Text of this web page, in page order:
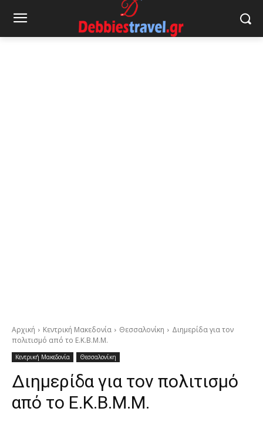
Αρχική Κεντρική Μακεδονία Θεσσαλονίκη
Διημερίδα για τον
πολιτισμό από το Ε.Κ.Β.Μ.Μ.
Κεντρική Μακεδονία Θεσσαλονίκη
Διημερίδα για τον πολιτισμό
από το Ε.Κ.Β.Μ.Μ.